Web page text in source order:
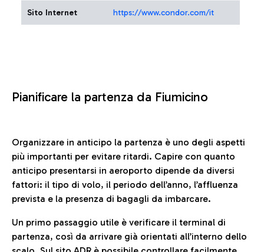
Sito Internet https://www.condor.com/it
Pianificare la partenza da Fiumicino
Organizzare in anticipo la partenza è uno degli aspetti
più importanti per evitare ritardi. Capire con quanto
anticipo presentarsi in aeroporto dipende da diversi
fattori: il tipo di volo, il periodo dell’anno, l’affluenza
prevista e la presenza di bagagli da imbarcare.
Un primo passaggio utile è verificare il terminal di
partenza, così da arrivare già orientati all’interno dello